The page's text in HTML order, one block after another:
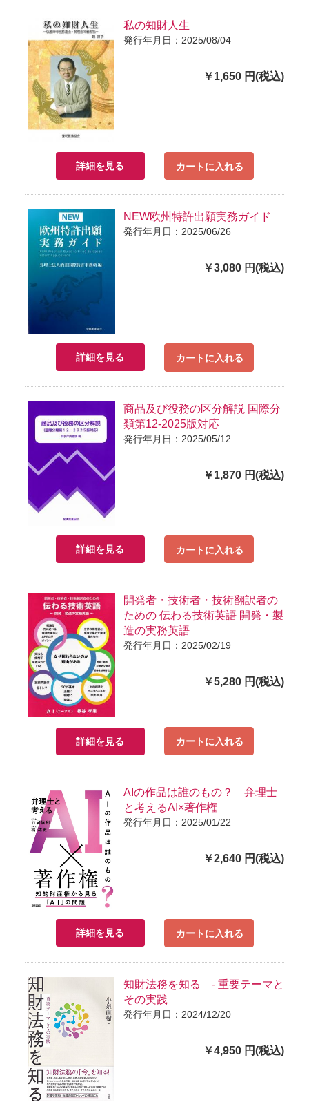
私の知財人生
発行年月日：2025/08/04
￥1,650 円(税込)
詳細を見る カートに入れる
NEW欧州特許出願実務ガイド
発行年月日：2025/06/26
￥3,080 円(税込)
詳細を見る カートに入れる
商品及び役務の区分解説 国際分
類第12-2025版対応
発行年月日：2025/05/12
￥1,870 円(税込)
詳細を見る カートに入れる
開発者・技術者・技術翻訳者の
ための 伝わる技術英語 開発・製
造の実務英語
発行年月日：2025/02/19
￥5,280 円(税込)
詳細を見る カートに入れる
AIの作品は誰のもの？ 弁理士
と考えるAI×著作権
発行年月日：2025/01/22
￥2,640 円(税込)
詳細を見る カートに入れる
知財法務を知る - 重要テーマと
その実践
発行年月日：2024/12/20
￥4,950 円(税込)